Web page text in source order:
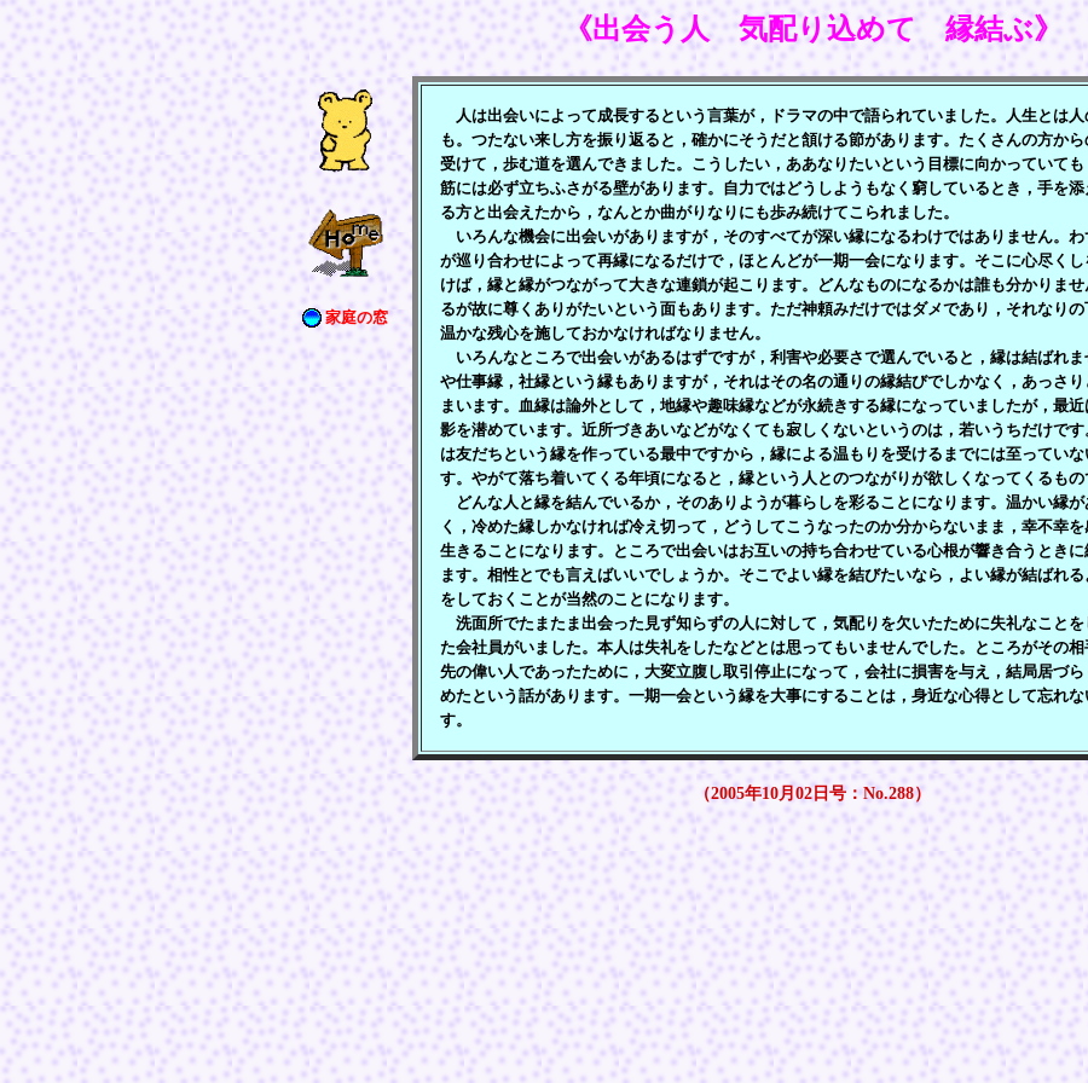
《出会う人 気配り込めて 縁結ぶ》
家庭の窓
人は出会いによって成長するという言葉が，ドラマの中で語られていました。人生とは人
も。つたない来し方を振り返ると，確かにそうだと頷ける節があります。たくさんの方か
受けて，歩む道を選んできました。こうしたい，ああなりたいという目標に向かっていて
筋には必ず立ちふさがる壁があります。自力ではどうしようもなく窮しているとき，手を添
る方と出会えたから，なんとか曲がりなりにも歩み続けてこられました。
いろんな機会に出会いがありますが，そのすべてが深い縁になるわけではありません。わ
が巡り合わせによって再縁になるだけで，ほとんどが一期一会になります。そこに心尽く
けば，縁と縁がつながって大きな連鎖が起こります。どんなものになるかは誰も分かりま
るが故に尊くありがたいという面もあります。ただ神頼みだけではダメであり，それなりの
温かな残心を施しておかなければなりません。
いろんなところで出会いがあるはずですが，利害や必要さで選んでいると，縁は結ばれま
や仕事縁，社縁という縁もありますが，それはその名の通りの縁結びでしかなく，あっさり
まいます。血縁は論外として，地縁や趣味縁などが永続きする縁になっていましたが，最近
影を潜めています。近所づきあいなどがなくても寂しくないというのは，若いうちだけです
は友だちという縁を作っている最中ですから，縁による温もりを受けるまでには至っていな
す。やがて落ち着いてくる年頃になると，縁という人とのつながりが欲しくなってくるもの
どんな人と縁を結んでいるか，そのありようが暮らしを彩ることになります。温かい縁が
く，冷めた縁しかなければ冷え切って，どうしてこうなったのか分からないまま，幸不幸
生きることになります。ところで出会いはお互いの持ち合わせている心根が響き合うときに
ます。相性とでも言えばいいでしょうか。そこでよい縁を結びたいなら，よい縁が結ばれ
をしておくことが当然のことになります。
洗面所でたまたま出会った見ず知らずの人に対して，気配りを欠いたために失礼なことを
た会社員がいました。本人は失礼をしたなどとは思ってもいませんでした。ところがその相
先の偉い人であったために，大変立腹し取引停止になって，会社に損害を与え，結局居づ
めたという話があります。一期一会という縁を大事にすることは，身近な心得として忘れな
す。
（2005年10月02日号：No.288）